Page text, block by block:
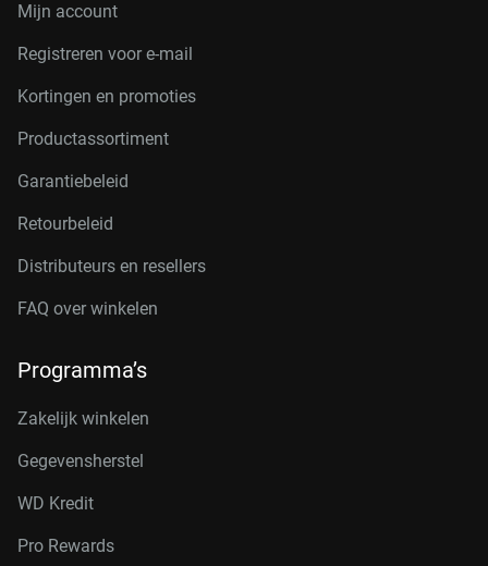
Mijn account
Registreren voor e-mail
Kortingen en promoties
Productassortiment
Garantiebeleid
Retourbeleid
Distributeurs en resellers
FAQ over winkelen
Programma’s
Zakelijk winkelen
Gegevensherstel
WD Kredit
Pro Rewards